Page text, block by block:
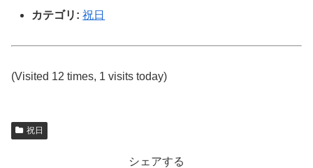
カテゴリ: 祝日
(Visited 12 times, 1 visits today)
祝日
シェアする